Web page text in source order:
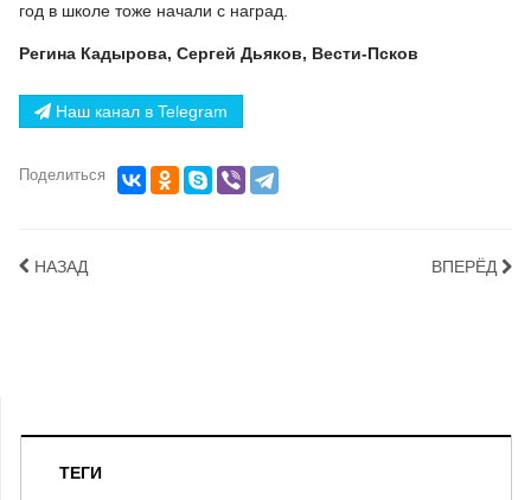
год в школе тоже начали с наград.
Регина Кадырова, Сергей Дьяков, Вести-Псков
Наш канал в Telegram
Поделиться
НАЗАД ВПЕРЁД
ТЕГИ